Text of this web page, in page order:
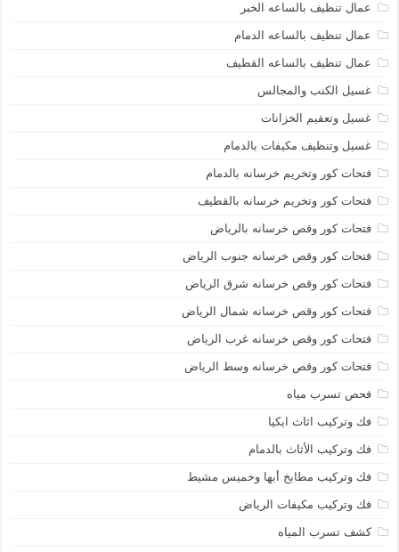
عمال تنظيف بالساعه الخبر
عمال تنظيف بالساعه الدمام
عمال تنظيف بالساعه القطيف
غسيل الكنب والمجالس
غسيل وتعقيم الخزانات
غسيل وتنظيف مكيفات بالدمام
فتحات كور وتخريم خرسانه بالدمام
فتحات كور وتخريم خرسانه بالقطيف
فتحات كور وقص خرسانه بالرياض
فتحات كور وقص خرسانه جنوب الرياض
فتحات كور وقص خرسانه شرق الرياض
فتحات كور وقص خرسانه شمال الرياض
فتحات كور وقص خرسانه غرب الرياض
فتحات كور وقص خرسانه وسط الرياض
فحص تسرب مياه
فك وتركيب اثاث ايكيا
فك وتركيب الأثاث بالدمام
فك وتركيب مطابخ أبها وخميس مشيط
فك وتركيب مكيفات الرياض
كشف تسرب المياه